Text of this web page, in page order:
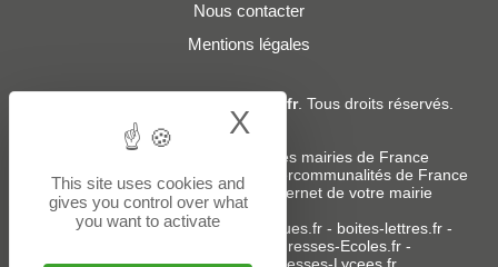
Nous contacter
Mentions légales
Adresses-Mairies.fr. Tous droits réservés.
Services :
Liste des adresses e-mails des mairies de France
Liste des adresses e-mails des intercommunalités de France
-Création ou refonte du site internet de votre mairie
Sites partenaires:donneespubliques.fr- boites-lettres.fr-
Adresses-Ecoles.fr -
This site uses cookies and
gives you control over what
you want to activate
X